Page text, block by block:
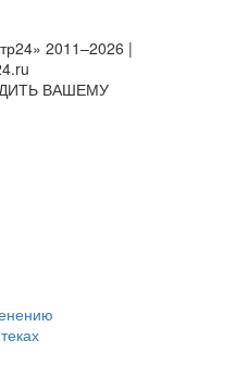
2011–2026 |
ВАШЕМУ